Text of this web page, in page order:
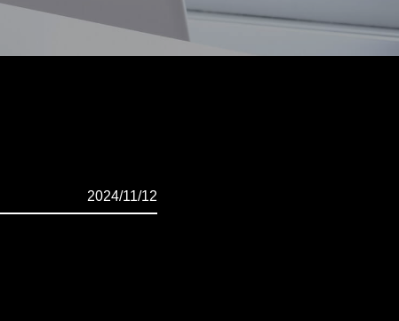
2024/11/12